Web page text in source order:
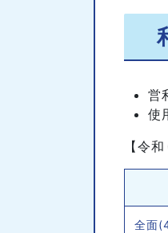
営
使
【令
全面